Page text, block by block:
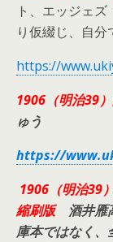
ト、エッジェ
り仮綴じ、自分
https://
1906（明治39
ゅう
https://
1906（明治39
縮刷版酒井雁
庫本ではなく、